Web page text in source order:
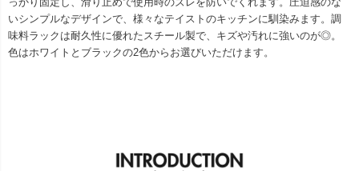
いシンプルなデザインで、様々なテイストのキッチンに馴染みます。調
味料ラックは耐久性に優れたスチール製で、キズや汚れに強いのが◎。
色はホワイトとブラックの2色からお選びいただけます。